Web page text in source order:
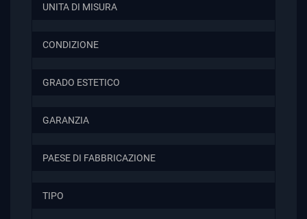
UNITA DI MISURA
CONDIZIONE
GRADO ESTETICO
GARANZIA
PAESE DI FABBRICAZIONE
TIPO